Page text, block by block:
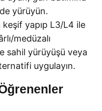
yürüyün.
keşif yapıp L3/L4 ile
medüzalı
sahil yürüyüşü veya
uygulayın.